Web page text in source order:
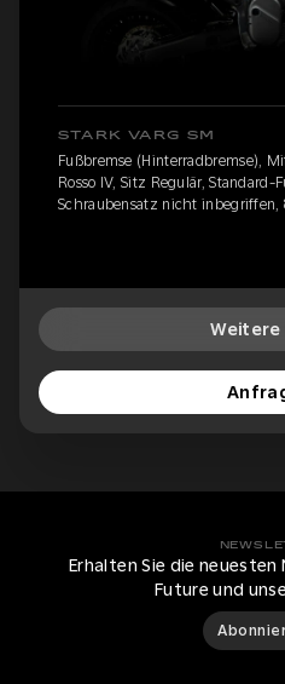
STARK VARG SM
Fußbremse (Hinterradbremse),
Rosso IV, Sitz Regulär, Standard-
Schraubensatz nicht inbegriffen,
Weitere
Erhalten Sie die
Future und